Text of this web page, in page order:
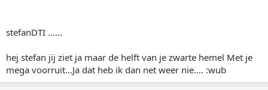
stefanDTI ......
hej stefan jij ziet ja maar de helft van je zwarte hemel Met je
mega voorruit...Ja dat heb ik dan net weer nie.... :wub